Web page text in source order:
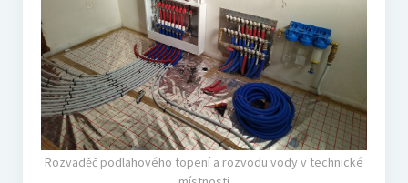
Rozvaděč podlahového topení a rozvodu vody v technické